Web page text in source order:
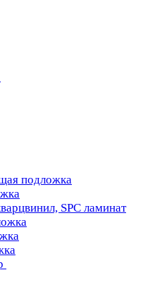
подложка
SPC ламинат